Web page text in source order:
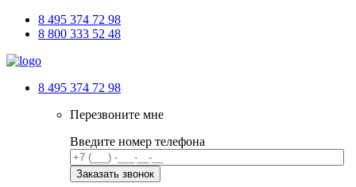
8 495 374 72 98
8 800 333 52 48
8 495 374 72 98
Перезвоните мне
Введите номер телефона